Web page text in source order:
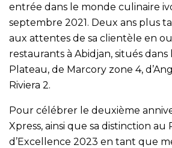
entrée dans le monde culinaire
septembre 2021. Deux ans plus
aux attentes de sa clientèle en
restaurants à Abidjan, situés
Plateau, de Marcory zone 4,
Riviera 2.
Pour célébrer le deuxième
Xpress, ainsi que sa distinction au
d’Excellence 2023 en tant que